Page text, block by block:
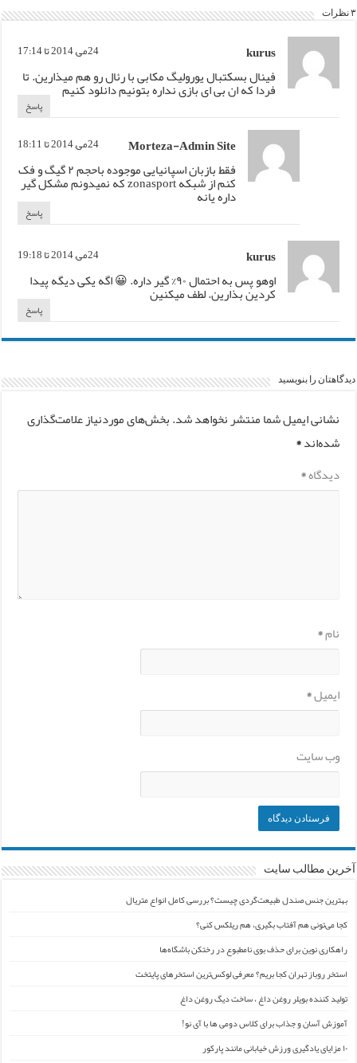
۳ نظرات
kurus 24می, 2014 تا 17:14
فینال بسکتبال یورولیگ مکابی با رئال رو هم میذارین. تا
فردا که ان بی ای بازی نداره بتونیم دانلود کنیم
پاسخ
Morteza-Admin Site 24می, 2014 تا 18:11
فقط بازبان اسپانیایی موجوده باحجم ۲ گیگ و فک
کنم از شبکه zonasport که نمیدونم مشکل گیر
داره یانه
پاسخ
kurus 24می, 2014 تا 19:18
اوهو پس به احتمال ۹۰% گیر داره. 😀 اگه یکی دیگه پیدا
کردین بذارین. لطف میکنین
پاسخ
دیدگاهتان را بنویسید
نشانی ایمیل شما منتشر نخواهد شد.بخش‌های موردنیاز علامت‌گذاری
شده‌اند*
دیدگاه*
نام*
ایمیل*
وب‌ سایت
آخرین مطالب سایت
بهترین جنس صندل طبیعت‌گردی چیست؟ بررسی کامل انواع متریال
کجا می‌تونی هم آفتاب بگیری، هم ریلکس کنی؟
راهکاری نوین برای حذف بوی نامطبوع در رختکن باشگاه‌ها
استخر روباز تهران کجا بریم؟ معرفی لوکس‌ترین استخرهای پایتخت
تولید کننده بویلر روغن داغ ، ساخت دیگ روغن داغ
آموزش آسان و جذاب برای کلاس دومی ها با آی نو!
۱۰ مزایای یادگیری ورزش خیابانی مانند پارکور